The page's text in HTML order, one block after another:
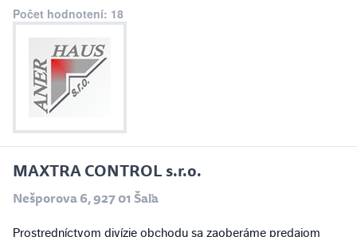
Počet hodnotení: 18
MAXTRA CONTROL s.r.o.
Nešporova 6, 927 01 Šaľa
Prostredníctvom divízie obchodu sa zaoberáme predajom